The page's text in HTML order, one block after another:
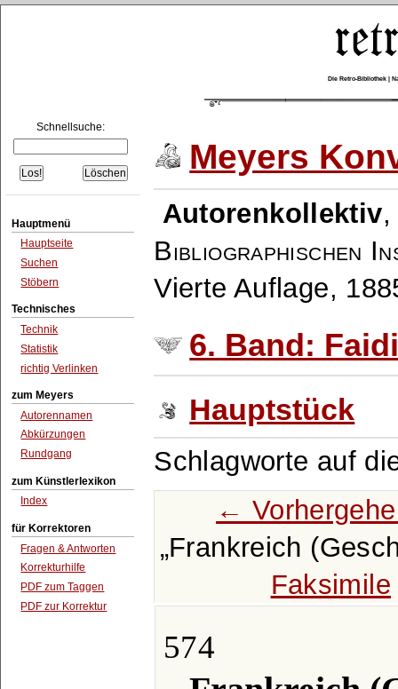
Die Retro-Bibliothek |
Schnellsuche:
Hauptmenü
Hauptseite
Suchen
Stöbern
Technisches
Technik
Statistik
richtig Verlinken
zum Meyers
Autorennamen
Abkürzungen
Rundgang
zum Künstlerlexikon
Index
für Korrektoren
Fragen & Antworten
Korrekturhilfe
PDF zum Taggen
PDF zur Korrektur
Meyers
Autorenkollektiv
Bibliographischen
Vierte Auflage,
6. Band:
Hauptstück
Schlagworte auf
←
Frankreich
Faksimile
574